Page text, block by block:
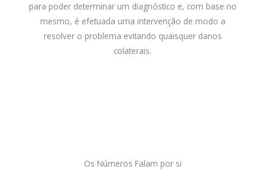
para poder determinar um diagnóstico e, com base no
mesmo, é efetuada uma intervenção de modo a
resolver o problema evitando quaisquer danos
colaterais.
Os Números Falam por si